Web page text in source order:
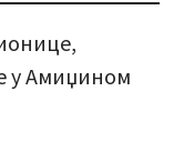
у Амиџином